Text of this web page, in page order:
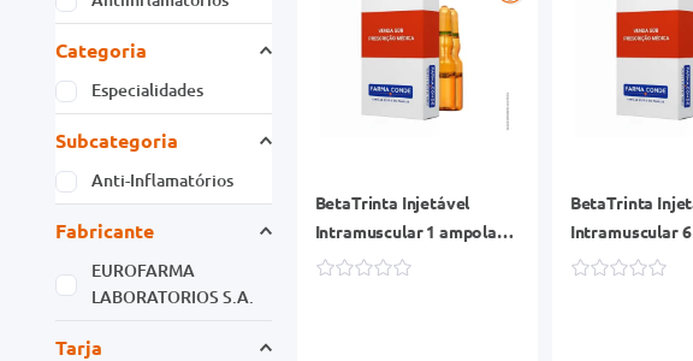
Categoria
Especialidades
Subcategoria
Anti-Inflamatórios
Fabricante
EUROFARMA
LABORATORIOS S.A.
Tarja
BetaTrinta Injetável
Intramuscular 1 ampola
1ml + Seringa
BetaTrinta
Intramuscular
1ml